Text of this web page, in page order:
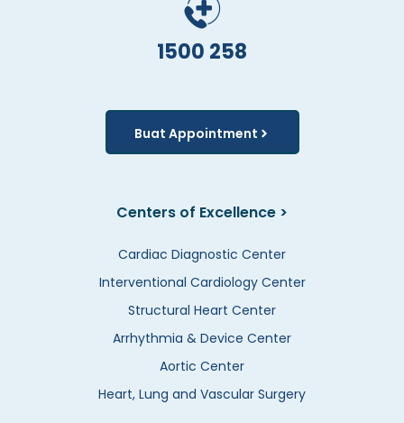
1500 258
Buat Appointment
Centers of Excellence >
Cardiac Diagnostic Center
Interventional Cardiology Center
Structural Heart Center
Arrhythmia & Device Center
Aortic Center
Heart, Lung and Vascular Surgery